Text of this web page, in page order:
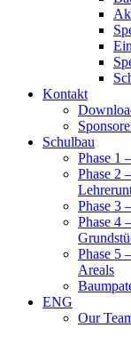
Kontakt
Schulbau
Phase 1
Phase 2
Phase 3
Phase 4
Phase 5
Areals
ENG
Our